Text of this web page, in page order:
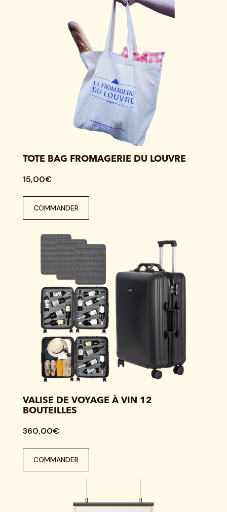
TOTE BAG FROMAGERIE DU LOUVRE
15,00€
COMMANDER
VALISE DE VOYAGE À VIN 12
BOUTEILLES
360,00€
COMMANDER